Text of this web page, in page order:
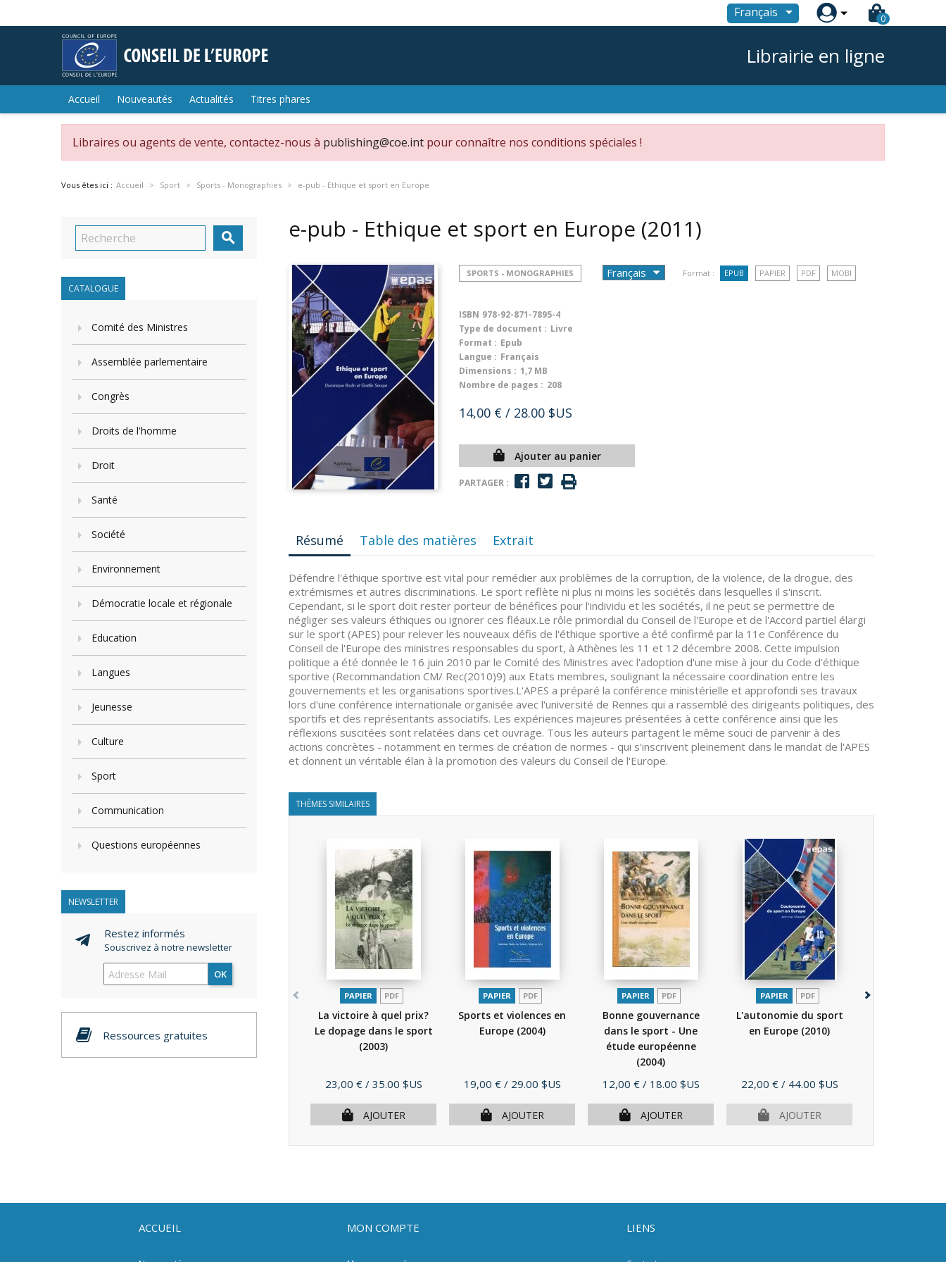
Français  0
Librairie en ligne
Accueil Nouveautés Actualités Titres phares
Libraires ou agents de vente, contactez-nous à publishing@coe.int pour connaître nos conditions spéciales !
Vous êtes ici : Accueil Sport Sports - Monographies e-pub - Ethique et sport en Europe

CATALOGUE
Comité des Ministres
Assemblée parlementaire
Congrès
Droits de l'homme
Droit
Santé
Société
Environnement
Démocratie locale et régionale
Education
Langues
Jeunesse
Culture
Sport
Communication
Questions européennes
NEWSLETTER
Restez informés
Souscrivez à notre newsletter
OK
Ressources gratuites
e-pub - Ethique et sport en Europe (2011)
SPORTS - MONOGRAPHIES Format : EPUB PAPIER PDF MOBI
ISBN 978-92-871-7895-4
Type de document : Livre
Format : Epub
Langue : Français
Dimensions : 1,7 MB
Nombre de pages : 208
14,00 € / 28.00 $US
Ajouter au panier
PARTAGER :
Résumé Table des matières Extrait
Défendre l'éthique sportive est vital pour remédier aux problèmes de la corruption, de la violence, de la drogue, des
extrémismes et autres discriminations. Le sport reflète ni plus ni moins les sociétés dans lesquelles il s'inscrit.
Cependant, si le sport doit rester porteur de bénéfices pour l'individu et les sociétés, il ne peut se permettre de
négliger ses valeurs éthiques ou ignorer ces fléaux.Le rôle primordial du Conseil de l'Europe et de l'Accord partiel élargi
sur le sport (APES) pour relever les nouveaux défis de l'éthique sportive a été confirmé par la 11e Conférence du
Conseil de l'Europe des ministres responsables du sport, à Athènes les 11 et 12 décembre 2008. Cette impulsion
politique a été donnée le 16 juin 2010 par le Comité des Ministres avec l'adoption d'une mise à jour du Code d'éthique
sportive (Recommandation CM/ Rec(2010)9) aux Etats membres, soulignant la nécessaire coordination entre les
gouvernements et les organisations sportives.L'APES a préparé la conférence ministérielle et approfondi ses travaux
lors d'une conférence internationale organisée avec l'université de Rennes qui a rassemblé des dirigeants politiques, des
sportifs et des représentants associatifs. Les expériences majeures présentées à cette conférence ainsi que les
réflexions suscitées sont relatées dans cet ouvrage. Tous les auteurs partagent le même souci de parvenir à des
actions concrètes - notamment en termes de création de normes - qui s'inscrivent pleinement dans le mandat de l'APES
et donnent un véritable élan à la promotion des valeurs du Conseil de l'Europe.
THÈMES SIMILAIRES
PAPIER PDF
La victoire à quel prix?
Le dopage dans le sport
(2003)
Prix
23,00 € / 35.00 $US
AJOUTER
PAPIER PDF
Sports et violences en
Europe (2004)
Prix
19,00 € / 29.00 $US
AJOUTER
PAPIER PDF
Bonne gouvernance
dans le sport - Une
étude européenne
(2004)
Prix
12,00 € / 18.00 $US
AJOUTER
PAPIER PDF
L'autonomie du sport
en Europe (2010)
Prix
22,00 € / 44.00 $US
AJOUTER
ACCUEIL MON COMPTE LIENS